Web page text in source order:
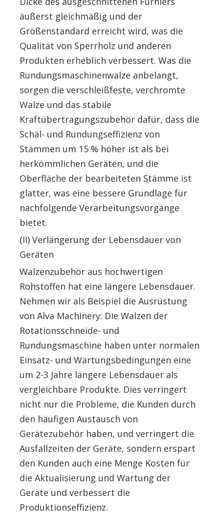
äußerst gleichmäßig und der
Größenstandard erreicht wird, was die
Qualität von Sperrholz und anderen
Produkten erheblich verbessert. Was die
Rundungsmaschinenwalze anbelangt,
sorgen die verschleißfeste, verchromte
Walze und das stabile
Kraftübertragungszubehör dafür, dass die
Schäl- und Rundungseffizienz von
Stämmen um 15 % höher ist als bei
herkömmlichen Geräten, und die
Oberfläche der bearbeiteten Stämme ist
glatter, was eine bessere Grundlage für
nachfolgende Verarbeitungsvorgänge
bietet.
(II) Verlängerung der Lebensdauer von
Geräten
Walzenzubehör aus hochwertigen
Rohstoffen hat eine längere Lebensdauer.
Nehmen wir als Beispiel die Ausrüstung
von Alva Machinery: Die Walzen der
Rotationsschneide- und
Rundungsmaschine haben unter normalen
Einsatz- und Wartungsbedingungen eine
um 2-3 Jahre längere Lebensdauer als
vergleichbare Produkte. Dies verringert
nicht nur die Probleme, die Kunden durch
den häufigen Austausch von
Gerätezubehör haben, und verringert die
Ausfallzeiten der Geräte, sondern erspart
den Kunden auch eine Menge Kosten für
die Aktualisierung und Wartung der
Geräte und verbessert die
Produktionseffizienz.